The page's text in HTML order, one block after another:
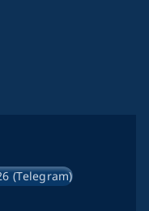
(Telegram)